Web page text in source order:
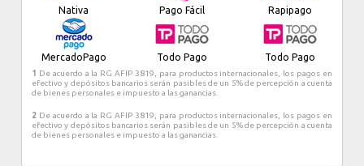
Nativa Pago Fácil Rapipago
MercadoPago Todo Pago Todo Pago
1
De acuerdo a la RG AFIP 3819, para productos internacionales, los pagos en
efectivo y depósitos bancarios serán pasibles de un 5% de percepción a cuenta
de bienes personales e impuesto a las ganancias.
2 De acuerdo a la RG AFIP 3819, para productos internacionales, los pagos en
efectivo y depósitos bancarios serán pasibles de un 5% de percepción a cuenta
de bienes personales e impuesto a las ganancias.